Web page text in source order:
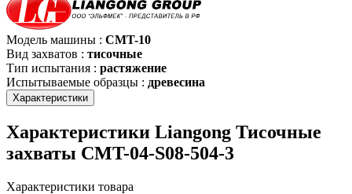
Модель машины : CMT-10
Вид захватов : тисочные
Тип испытания : растяжение
Испытываемые образцы : древесина
Характеристики
Характеристики Liangong Тисочные
захваты CMT-04-S08-504-3
Характеристики товара